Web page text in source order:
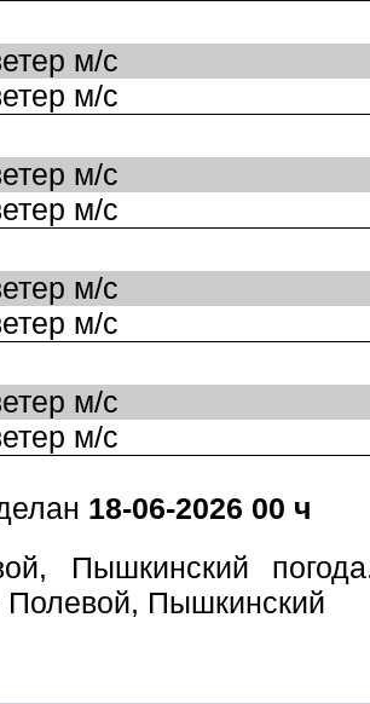
м/с
м/с
м/с
м/с
м/с
м/с
м/с
м/с
18-06-2026 00 ч
Пышкинский
Полевой, Пышкинский